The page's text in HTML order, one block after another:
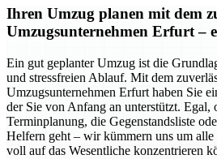
Ihren Umzug planen mit dem
Umzugsunternehmen Erfurt –
Ein gut geplanter Umzug ist die
und stressfreien Ablauf. Mit dem
Umzugsunternehmen Erfurt haben Sie
der Sie von Anfang an unterstützt. Egal,
Terminplanung, die Gegenstandsliste
Helfern geht – wir kümmern uns um alle
voll auf das Wesentliche konzentrieren